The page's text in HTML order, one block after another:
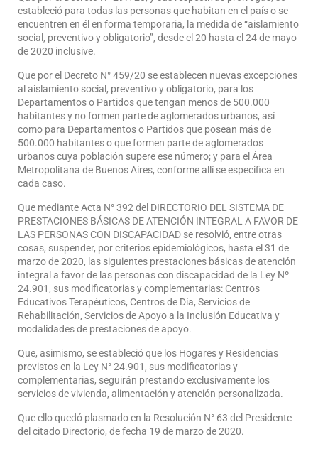
estableció para todas las personas que habitan en el país o se
encuentren en él en forma temporaria, la medida de “aislamiento
social, preventivo y obligatorio”, desde el 20 hasta el 24 de mayo
de 2020 inclusive.
Que por el Decreto N° 459/20 se establecen nuevas excepciones
al aislamiento social, preventivo y obligatorio, para los
Departamentos o Partidos que tengan menos de 500.000
habitantes y no formen parte de aglomerados urbanos, así
como para Departamentos o Partidos que posean más de
500.000 habitantes o que formen parte de aglomerados
urbanos cuya población supere ese número; y para el Área
Metropolitana de Buenos Aires, conforme allí se especifica en
cada caso.
Que mediante Acta N° 392 del DIRECTORIO DEL SISTEMA DE
PRESTACIONES BÁSICAS DE ATENCIÓN INTEGRAL A FAVOR DE
LAS PERSONAS CON DISCAPACIDAD se resolvió, entre otras
cosas, suspender, por criterios epidemiológicos, hasta el 31 de
marzo de 2020, las siguientes prestaciones básicas de atención
integral a favor de las personas con discapacidad de la Ley Nº
24.901, sus modificatorias y complementarias: Centros
Educativos Terapéuticos, Centros de Día, Servicios de
Rehabilitación, Servicios de Apoyo a la Inclusión Educativa y
modalidades de prestaciones de apoyo.
Que, asimismo, se estableció que los Hogares y Residencias
previstos en la Ley N° 24.901, sus modificatorias y
complementarias, seguirán prestando exclusivamente los
servicios de vivienda, alimentación y atención personalizada.
Que ello quedó plasmado en la Resolución N° 63 del Presidente
del citado Directorio, de fecha 19 de marzo de 2020.